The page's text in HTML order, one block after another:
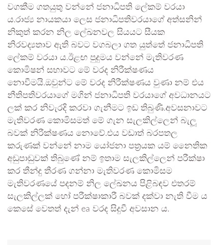
වගකීම ගතයුතු වන්නේ ජනාධිපති ලේකම් වරයා
ය.රාජ්‍ය නායකයා ලෙස ජනාධිපතිවරයාගේ අත්සනින්
නිකුත් කරන නිල ලේඛනවල සියයට සීයක
නිරවද්‍යතාව ඇති බවට වගබලා ගත යුත්තේ ජනාධිපති
ලේකම් වරයා ය.ඊළඟ පුදුමය වන්නේ මැතිවරණ
කොමිෂන් සභාවට මේ වරද නිරීක්ෂණය
නොවීමයි.ඔවුන්ට මේ වරද නිරීක්ෂණය වුණා නම් එය
නීතිපතිවරයාගේ මගින් ජනාධිපති වරයාගේ අවධානයට
ලක් කර නිවැරදි කරවා ගැනීමට ඉඩ තිබුණි.අවසනාවට
මැතිවරණ කොමිසමත් මේ ගැන සැලකිල්ලෙන් බැලූ
බවක් නිරීක්ෂණය නොවේ.එය වඩාත් බරපතල
කරුණක් වන්නේ නාම යෝජනා පත්‍රයක යම් නෛතික
අඩුපාඩුවක් තිබුණේ නම් ඉතාම සැලකිල්ලෙන් පරීක්ෂා
කර තීන්දු තීරණ ගන්නා මැතිවරණ කොමිසම
මැතිවරණයේ පදනම් නිල ලේඛනය පිළිබඳව එතරම්
සැලකිල්ලක් හෝ පරීක්ෂාකාරී බවක් දක්වා නැති වීම ය
කෙසේ වෙතත් දැන් ea වරද සිදුවී අවසාන ය.